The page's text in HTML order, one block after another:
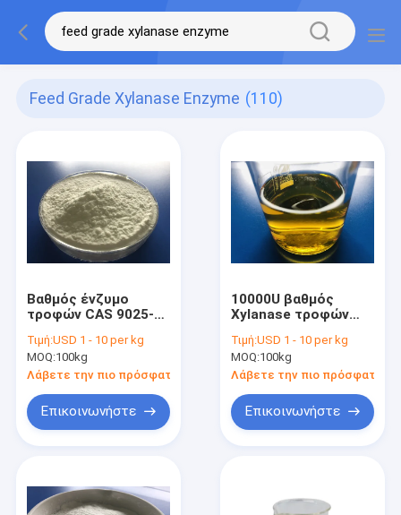
Feed Grade Xylanase Enzyme (110)
Βαθμός ένζυμο
τροφών CAS 9025-
αποτελεσματική
χρησιμοποίηση της
τροφής
Τιμή:USD 1 - 10 per kg
MOQ:100kg
Λάβετε την πιο πρόσφατη τιμή
Επικοινωνήστε
10000U βαθμός
Xylanase τροφών
την πεπτικότητα
τροφών
Τιμή:USD 1 - 10 per kg
MOQ:100kg
Λάβετε την πιο πρόσφατη
Επικοινωνήστε